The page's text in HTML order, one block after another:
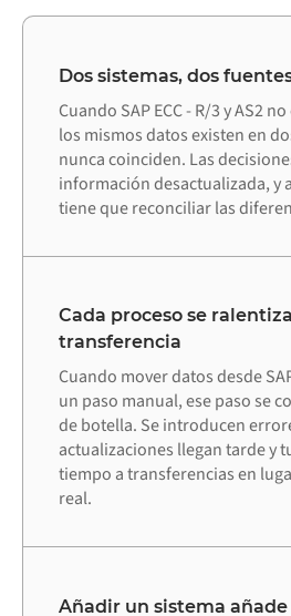
Dos sistemas, dos
Cuando SAP ECC - R/3 y AS2
los mismos datos existen en
nunca coinciden. Las
información desactualizada, y
tiene que reconciliar las
Cada proceso se
transferencia
Cuando mover datos desde
un paso manual, ese paso se
de botella. Se introducen
actualizaciones llegan tarde y
tiempo a transferencias en
real.
Añadir un sistema